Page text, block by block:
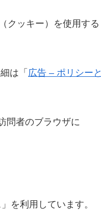
クッキー）を使用する
は「 広告 – ポリシーと
問者のブラウザに
を利用しています。